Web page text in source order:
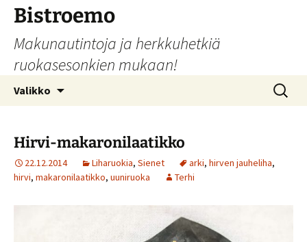
Siirry
sisältöön
Bistroemo
Makunautintoja ja herkkuhetkiä
ruokasesonkien mukaan!
Valikko Haku:
Hirvi-makaronilaatikko
22.12.2014 Liharuokia, Sienet arki, hirven jauheliha,
hirvi, makaronilaatikko, uuniruoka Terhi